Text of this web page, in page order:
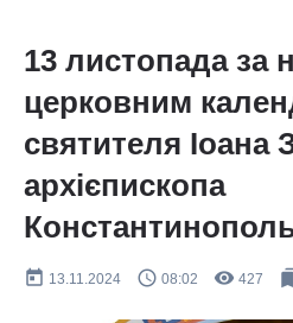
13 листопада за
церковним
святителя Іоана
архієпископа
today 13.11.2024 query_builder 08:02 remove_red_eye 427